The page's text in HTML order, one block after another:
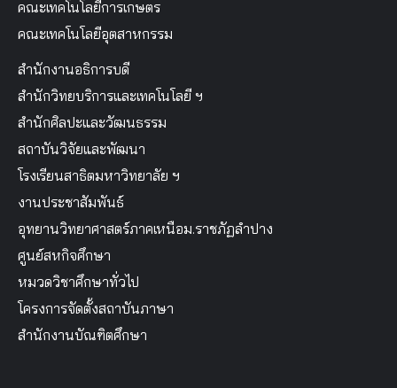
คณะเทคโนโลยีการเกษตร
คณะเทคโนโลยีอุตสาหกรรม
สำนักงานอธิการบดี
สำนักวิทยบริการและเทคโนโลยี ฯ
สำนักศิลปะและวัฒนธรรม
สถาบันวิจัยและพัฒนา
โรงเรียนสาธิตมหาวิทยาลัย ฯ
งานประชาสัมพันธ์
อุทยานวิทยาศาสตร์ภาคเหนือม.ราชภัฏลำปาง
ศูนย์สหกิจศึกษา
หมวดวิชาศึกษาทั่วไป
โครงการจัดตั้งสถาบันภาษา
สำนักงานบัณฑิตศึกษา